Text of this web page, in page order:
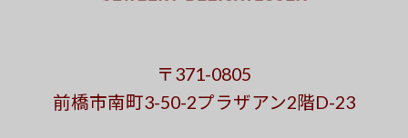
〒371-0805
前橋市南町3-50-2プラザアン2階D-23